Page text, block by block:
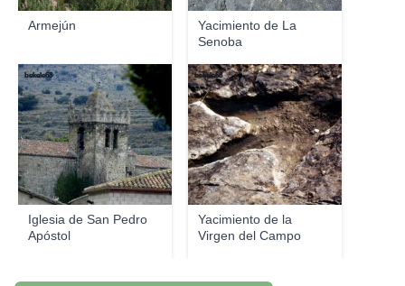
Armejún
Yacimiento de La
Senoba
Iglesia de San Pedro
Apóstol
bekele68
Yacimiento de la
Virgen del Campo
bekele68